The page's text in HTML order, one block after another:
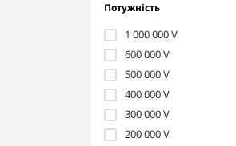
Потужність
1 000 000 V
600 000 V
500 000 V
400 000 V
300 000 V
200 000 V